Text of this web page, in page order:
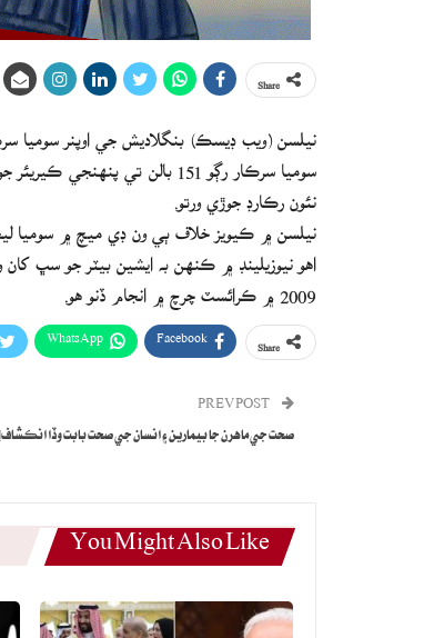
نيلسن (ويب ڊيسڪ) بنگلاديش جي اوپنر سوميا
نئون رڪارڊ جوڙي ورتو.
نيلسن ۾ ڪيويز خلاف ٻي ون ڊي ميچ ۾ سوميا ليجنڊ ٽنڊولڪر جو 14 سال پراڻو
Facebook
WhatsApp
صحت جي ماهرن جا بيمارين ۽ انسان جي صحت بابت وڏا
You Might Also Like